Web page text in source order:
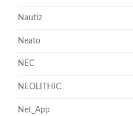
Nautiz
Neato
NEC
NEOLITHIC
Net_App